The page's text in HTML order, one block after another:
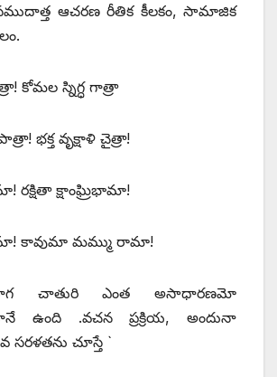
ఆచరణ రీతిక కీలకం, సామాజిక
కోమల స్నిగ్ధ గాత్రా
భక్త వృక్షాళి చైత్రా!
రక్షితా క్షాంఘ్రిభామా!
కావుమా మమ్ము రామా!
చాతురి ఎంత అసాధారణమో
ఉంది .వచన ప్రక్రియ, అందునా
చూస్తే `